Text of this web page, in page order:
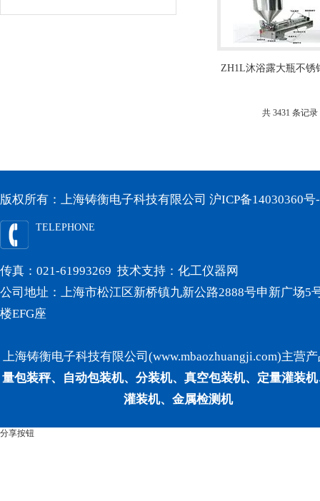
ZH1L沐浴露大瓶不锈
共 3431 条记
版权所有：上海铸衡电子科技有限公司 沪ICP备14030360号
TELEPHONE
传真：021-61993269 技术支持： 化工仪器网
公司地址：上海市松江区新桥镇九新公路2888号申新广场5
楼EFG座
上海铸衡电子科技有限公司(www.mbaozhuangji.com)主营
量包装秤、自动包装机、分装机、真空包装机、定量灌装
灌装机、金属检测机
分享按钮